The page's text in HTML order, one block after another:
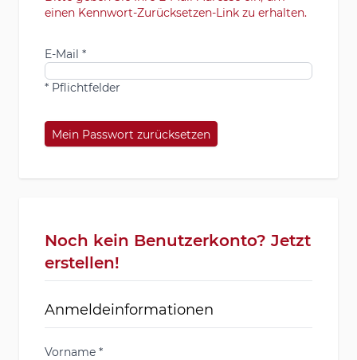
einen Kennwort-Zurücksetzen-Link zu erhalten.
E-Mail
* Pflichtfelder
Mein Passwort zurücksetzen
Noch kein Benutzerkonto? Jetzt
erstellen!
Anmeldeinformationen
Vorname